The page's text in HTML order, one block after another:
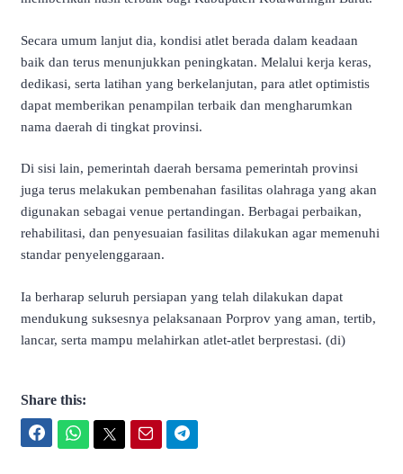
Secara umum lanjut dia, kondisi atlet berada dalam keadaan
baik dan terus menunjukkan peningkatan. Melalui kerja keras,
dedikasi, serta latihan yang berkelanjutan, para atlet optimistis
dapat memberikan penampilan terbaik dan mengharumkan
nama daerah di tingkat provinsi.
Di sisi lain, pemerintah daerah bersama pemerintah provinsi
juga terus melakukan pembenahan fasilitas olahraga yang akan
digunakan sebagai venue pertandingan. Berbagai perbaikan,
rehabilitasi, dan penyesuaian fasilitas dilakukan agar memenuhi
standar penyelenggaraan.
Ia berharap seluruh persiapan yang telah dilakukan dapat
mendukung suksesnya pelaksanaan Porprov yang aman, tertib,
lancar, serta mampu melahirkan atlet-atlet berprestasi. (di)
Share this: